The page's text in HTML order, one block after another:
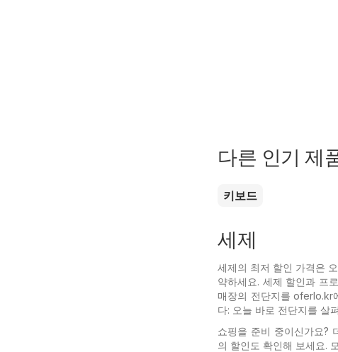
다른 인기 제
키보드
세제
세제의 최저 할인 가격은
약하세요. 세제 할인과 프
매장의 전단지를 oferlo.kr
다: 오늘 바로 전단지를 살
쇼핑을 준비 중이신가요?
의 할인도 확인해 보세요.